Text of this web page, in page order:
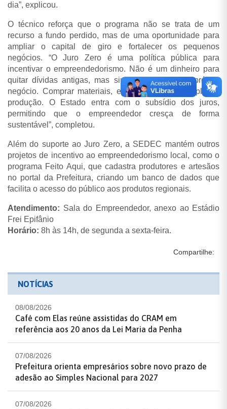
dia”, explicou.
O técnico reforça que o programa não se trata de um
recurso a fundo perdido, mas de uma oportunidade para
ampliar o capital de giro e fortalecer os pequenos
negócios. “O Juro Zero é uma política pública para
incentivar o empreendedorismo. Não é um dinheiro para
quitar dívidas antigas, mas sim para investir no próprio
negócio. Comprar materiais, equipamentos ou ampliar a
produção. O Estado entra com o subsídio dos juros,
permitindo que o empreendedor cresça de forma
sustentável”, completou.
Além do suporte ao Juro Zero, a SEDEC mantém outros
projetos de incentivo ao empreendedorismo local, como o
programa Feito Aqui, que cadastra produtores e artesãos
no portal da Prefeitura, criando um banco de dados que
facilita o acesso do público aos produtos regionais.
Atendimento: Sala do Empreendedor, anexo ao Estádio
Frei Epifânio
Horário: 8h às 14h, de segunda a sexta-feira.
Compartilhe:
NOTÍCIAS
08/08/2026
Café com Elas reúne assistidas do CRAM em
referência aos 20 anos da Lei Maria da Penha
07/08/2026
Prefeitura orienta empresários sobre novo prazo de
adesão ao Simples Nacional para 2027
07/08/2026